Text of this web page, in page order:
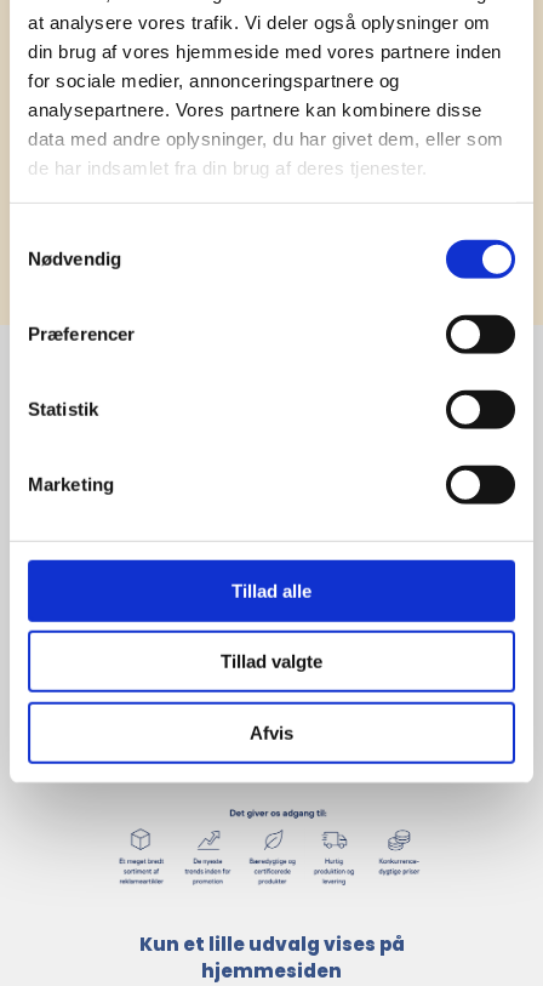
at analysere vores trafik. Vi deler også oplysninger om
din brug af vores hjemmeside med vores partnere inden
for sociale medier, annonceringspartnere og
analysepartnere. Vores partnere kan kombinere disse
data med andre oplysninger, du har givet dem, eller som
de har indsamlet fra din brug af deres tjenester.
Nødvendig
Præferencer
Statistik
Marketing
Tillad alle
Tillad valgte
Afvis
har ydet god personlig service til en
konkurrencedygtig pris siden 1991.
giver større
udvalg
For at sikre høj kvalitet og stor
leveringssikkerhed samarbejder vi
med de største og mest
anerkendte leverandører inden for
promotion.
Kun et lille udvalg vises på
hjemmesiden